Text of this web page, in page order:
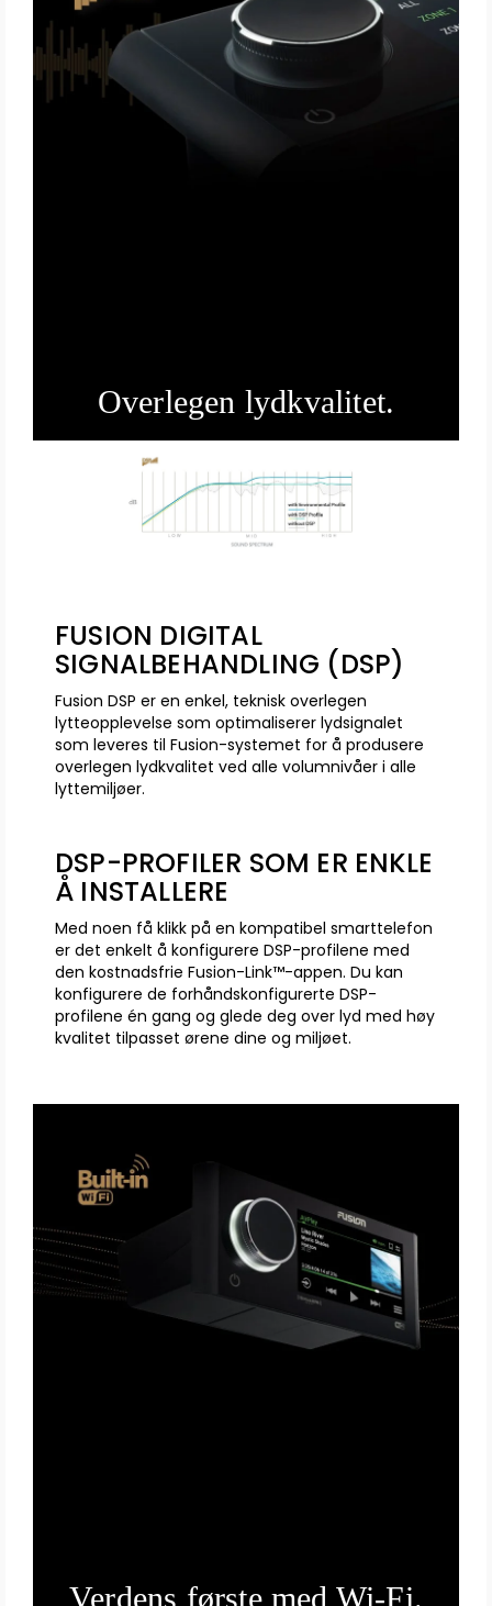
Overlegen lydkvalitet.
FUSION DIGITAL
SIGNALBEHANDLING (DSP)
Fusion DSP er en enkel, teknisk overlegen
lytteopplevelse som optimaliserer lydsignalet
som leveres til Fusion-systemet for å produsere
overlegen lydkvalitet ved alle volumnivåer i alle
lyttemiljøer.
DSP-PROFILER SOM ER ENKLE
Å INSTALLERE
Med noen få klikk på en kompatibel smarttelefon
er det enkelt å konfigurere DSP-profilene med
den kostnadsfrie Fusion-Link™-appen. Du kan
konfigurere de forhåndskonfigurerte DSP-
profilene én gang og glede deg over lyd med høy
kvalitet tilpasset ørene dine og miljøet.
Verdens første med Wi-Fi.